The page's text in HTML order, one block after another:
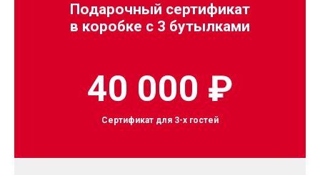
Подарочный сертификат
в коробке с 3 бутылками
40 000 ₽
Сертификат для 3-х гостей